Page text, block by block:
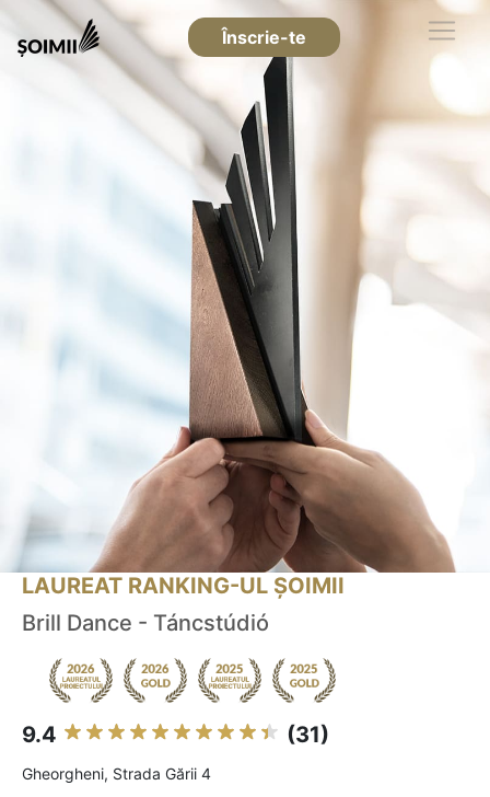
Înscrie-te
LAUREAT RANKING-UL ȘOIMII
Brill Dance - Táncstúdió
9.4 (31)
Gheorgheni, Strada Gării 4